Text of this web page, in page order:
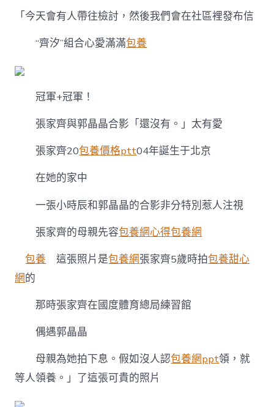
「今天會有人帶往檢討，然後我們會在社區裡發布信
“齊汐”組合心愛滿滿包養
冠軍+冠軍！
張家齊與郭晶晶合影「還沒有。」太有愛
張家齊20包養價格ptt04年誕生于北京
在她的家中
一張小時辰和郭晶晶的合影非分特別惹人注視
張家齊的母親先容包養網心得包養網
包養 這張照片是包養網張家齊5歲時拍包養甜心
網的
那時張家齊在國度體育總局練習館
偶遇郭晶晶
母親為她拍下息。假如沒人認包養網ppt領，就
等人領養。」了這張可貴的照片